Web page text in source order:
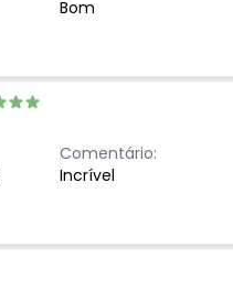
Bom
Comentário:
Incrível